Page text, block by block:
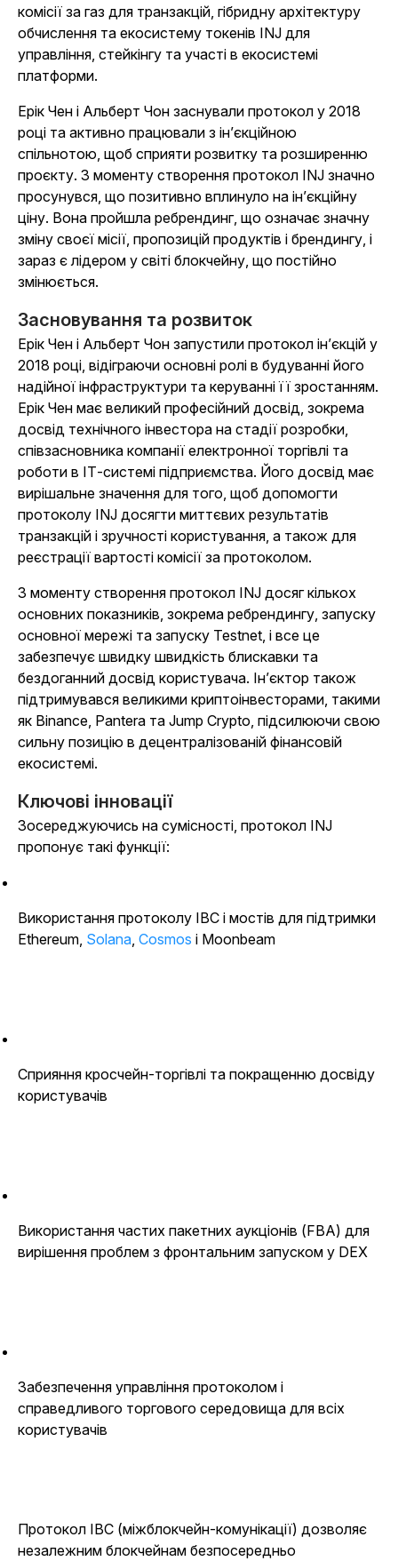
комісії за газ для транзакцій, гібридну архітектуру
обчислення та екосистему токенів INJ для
управління, стейкінгу та участі в екосистемі
платформи.
Ерік Чен і Альберт Чон заснували протокол у 2018
році та активно працювали з ін’єкційною
спільнотою, щоб сприяти розвитку та розширенню
проєкту. З моменту створення протокол INJ значно
просунувся, що позитивно вплинуло на ін’єкційну
ціну. Вона пройшла ребрендинг, що означає значну
зміну своєї місії, пропозицій продуктів і брендингу, і
зараз є лідером у світі блокчейну, що постійно
змінюється.
Засновування та розвиток
Ерік Чен і Альберт Чон запустили протокол ін’єкцій у
2018 році, відіграючи основні ролі в будуванні його
надійної інфраструктури та керуванні її зростанням.
Ерік Чен має великий професійний досвід, зокрема
досвід технічного інвестора на стадії розробки,
співзасновника компанії електронної торгівлі та
роботи в ІТ-системі підприємства. Його досвід має
вирішальне значення для того, щоб допомогти
протоколу INJ досягти миттєвих результатів
транзакцій і зручності користування, а також для
реєстрації вартості комісії за протоколом.
З моменту створення протокол INJ досяг кількох
основних показників, зокрема ребрендингу, запуску
основної мережі та запуску Testnet, і все це
забезпечує швидку швидкість блискавки та
бездоганний досвід користувача. Ін’єктор також
підтримувався великими криптоінвесторами, такими
як Binance, Pantera та Jump Crypto, підсилюючи свою
сильну позицію в децентралізованій фінансовій
екосистемі.
Ключові інновації
Зосереджуючись на сумісності, протокол INJ
пропонує такі функції:
Використання протоколу IBC і мостів для підтримки
Ethereum, Solana, Cosmos і Moonbeam
Сприяння кросчейн-торгівлі та покращенню досвіду
користувачів
Використання частих пакетних аукціонів (FBA) для
вирішення проблем з фронтальним запуском у DEX
Забезпечення управління протоколом і
справедливого торгового середовища для всіх
користувачів
Протокол IBC (міжблокчейн-комунікації) дозволяє
незалежним блокчейнам безпосередньо